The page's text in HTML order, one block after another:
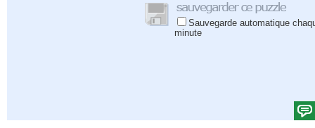
Sauvegarde automatique
minute